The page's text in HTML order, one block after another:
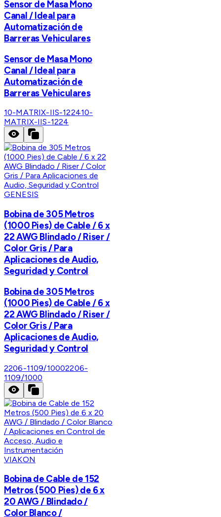
Sensor de Masa Mono
Canal / Ideal para
Automatización de
Barreras Vehiculares
Sensor de Masa Mono
Canal / Ideal para
Automatización de
Barreras Vehiculares
10-MATRIX-IIS-122410-
MATRIX-IIS-1224
GENESIS
Bobina de 305 Metros
(1000 Pies) de Cable / 6 x
22 AWG Blindado / Riser /
Color Gris / Para
Aplicaciones de Audio,
Seguridad y Control
Bobina de 305 Metros
(1000 Pies) de Cable / 6 x
22 AWG Blindado / Riser /
Color Gris / Para
Aplicaciones de Audio,
Seguridad y Control
2206-1109/10002206-
1109/1000
VIAKON
Bobina de Cable de 152
Metros (500 Pies) de 6 x
20 AWG / Blindado /
Color Blanco /